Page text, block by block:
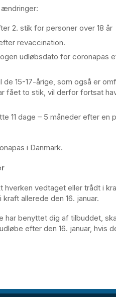
ændringer:
2. stik for personer over 18 år
revaccination.
udløbsdato for coronapas
de 15-17-årige, som også er
fået to stik, vil derfor fortsat
11 dage – 5 måneder efter en
i Danmark.
vedtaget eller trådt i
allerede den 16. januar.
har benyttet dig af tilbuddet,
efter den 16. januar, hvis